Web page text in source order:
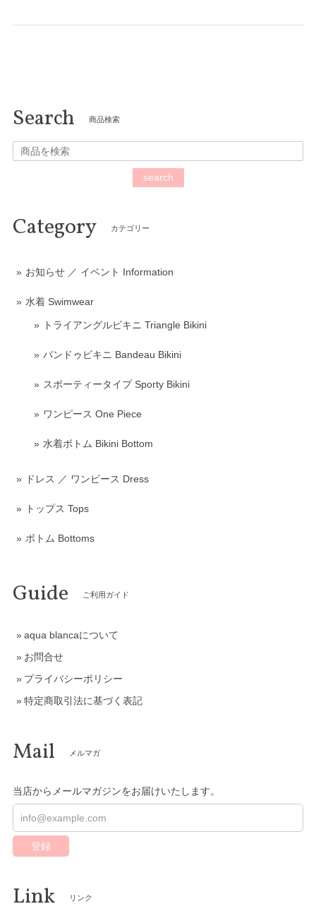
Search 商品検索
search
Category カテゴリー
お知らせ ／ イベント Information
水着 Swimwear
トライアングルビキニ Triangle Bikini
バンドゥビキニ Bandeau Bikini
スポーティータイプ Sporty Bikini
ワンピース One Piece
水着ボトム Bikini Bottom
ドレス ／ ワンピース Dress
トップス Tops
ボトム Bottoms
Guide ご利用ガイド
aqua blancaについて
お問合せ
プライバシーポリシー
特定商取引法に基づく表記
Mail メルマガ
当店からメールマガジンをお届けいたします。
登録
Link リンク